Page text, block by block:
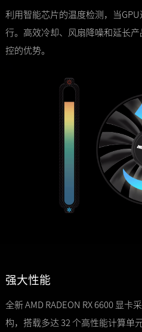
利用智能芯片的温度检测，当
行。高效冷却、风扇降噪和延长
控的优势。
强大性能
全新 AMD RADEON RX 6600 显卡
构，搭载多达 32 个高性能计算单